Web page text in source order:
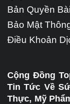
Bản Quyền
Bảo Mật
Điều Khoản
Cộng Đồng
Tin Tức Về
Thực, Mỹ